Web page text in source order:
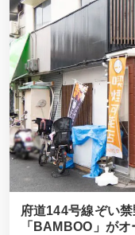
府道144号線ぞい
「BAMBOO」が